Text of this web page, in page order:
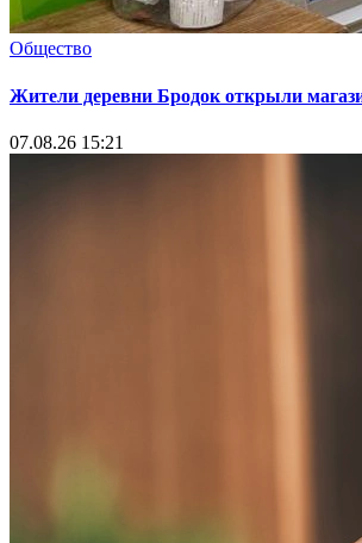
Общество
Жители деревни Бродок открыли
07.08.26 15:21